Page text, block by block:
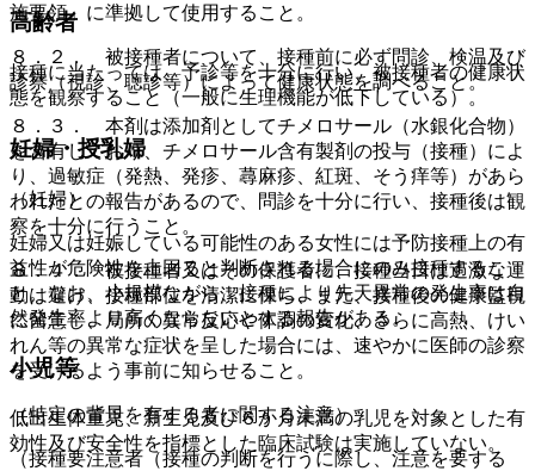
高齢者
接種に当たっては、予診等を十分に行い、被接種者の健康状
態を観察すること（一般に生理機能が低下している）。
妊婦・授乳婦
（妊婦）
妊婦又は妊娠している可能性のある女性には予防接種上の有
益性が危険性を上回ると判断される場合にのみ接種するこ
と。なお、小規模ながら、接種により先天異常の発生率は自
然発生率より高くならないとする報告がある。
小児等
低出生体重児、新生児及び６か月未満の乳児を対象とした有
効性及び安全性を指標とした臨床試験は実施していない。
施要領」に準拠して使用すること。
８．２． 被接種者について、接種前に必ず問診、検温及び
診察（視診、聴診等）によって健康状態を調べること。
８．３． 本剤は添加剤としてチメロサール（水銀化合物）
を含有しており、チメロサール含有製剤の投与（接種）によ
り、過敏症（発熱、発疹、蕁麻疹、紅斑、そう痒等）があら
われたとの報告があるので、問診を十分に行い、接種後は観
察を十分に行うこと。
８．４． 被接種者又はその保護者に、接種当日は過激な運
動は避け、接種部位を清潔に保ち、また、接種後の健康監視
に留意し、局所の異常反応や体調の変化、さらに高熱、けい
れん等の異常な症状を呈した場合には、速やかに医師の診察
を受けるよう事前に知らせること。
（特定の背景を有する者に関する注意）
（接種要注意者（接種の判断を行うに際し、注意を要する